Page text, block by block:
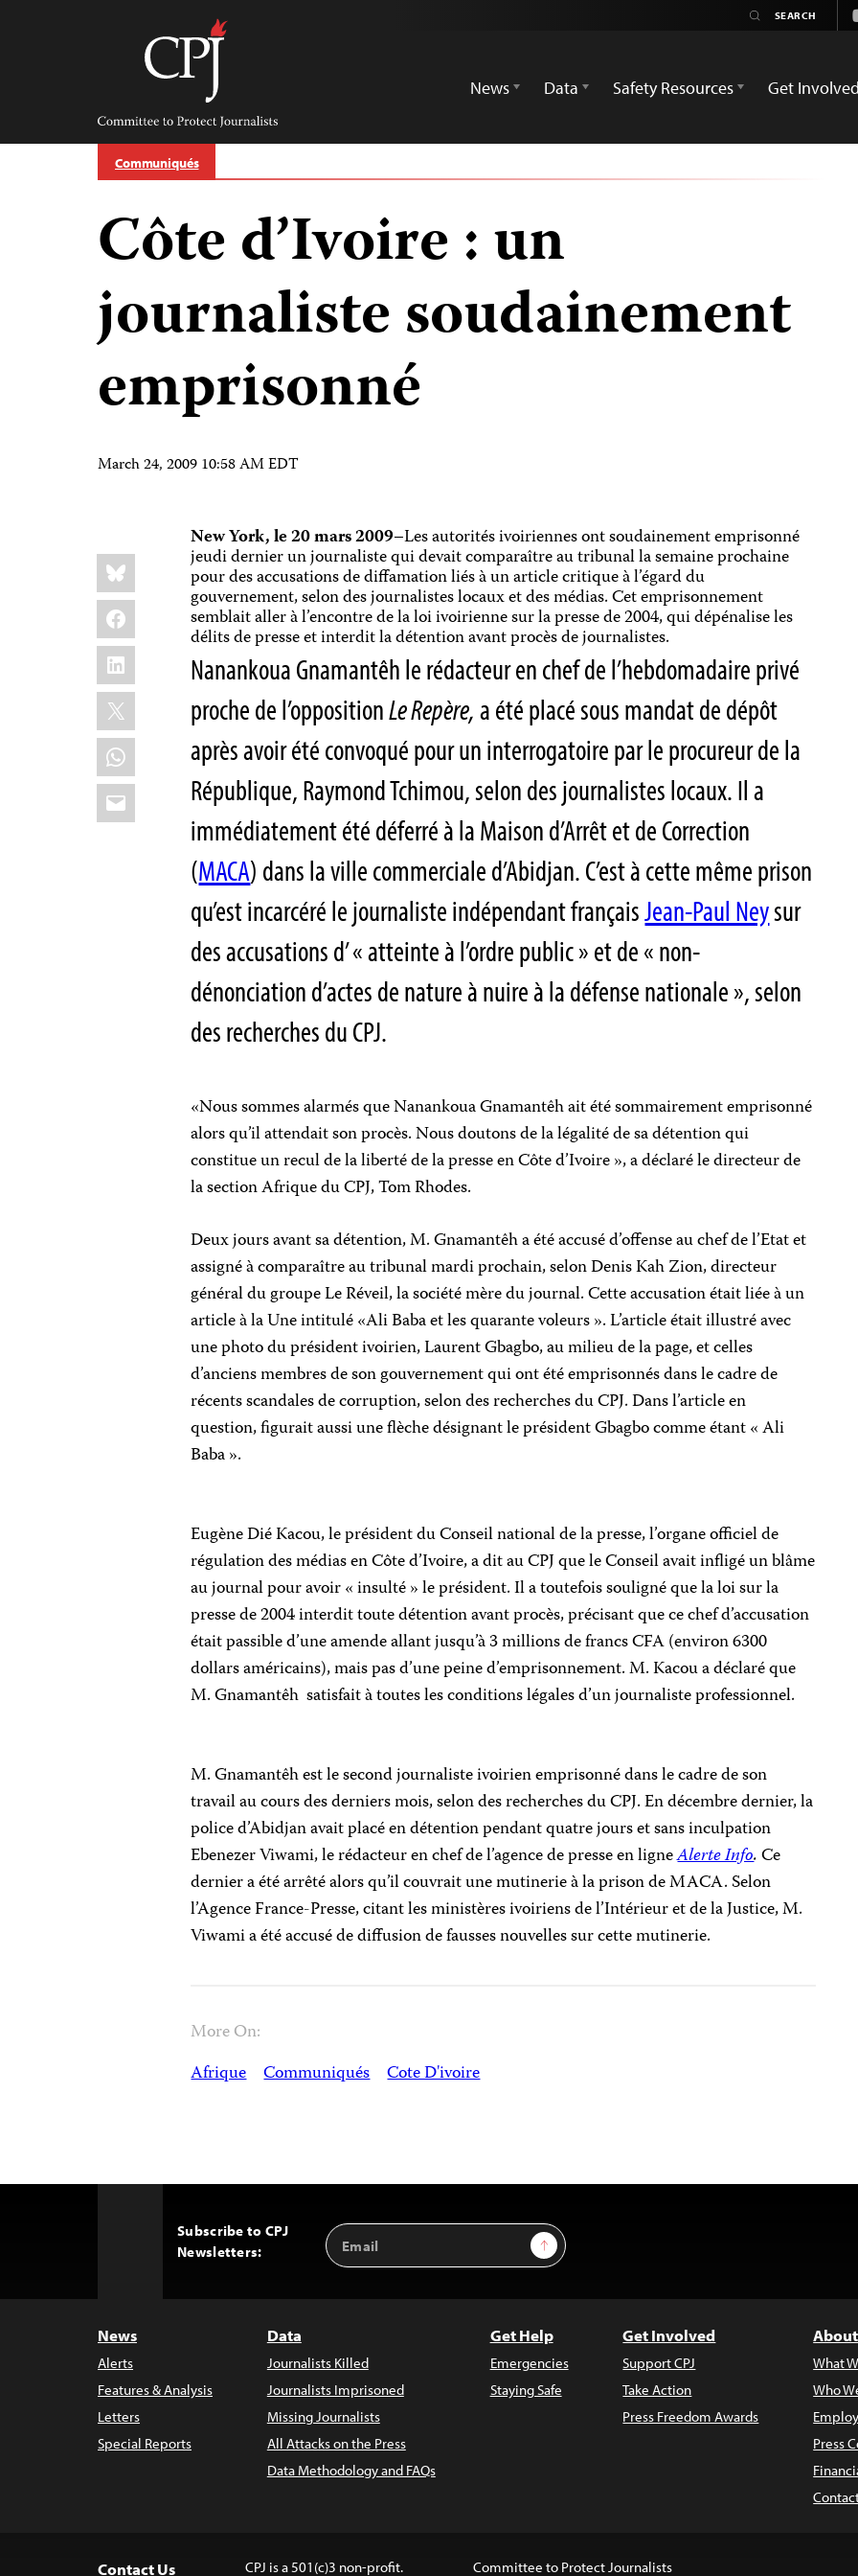
Committee
Protect
Journalists
News
Data Safety Resources Get Involved
Communiqués
Côte d’Ivoire : un
journaliste soudainement
emprisonné
March 24, 2009 10:58 AM EDT
Share
this:
Bluesky
Facebook
LinkedIn
X
WhatsApp
Email
New York, le 20 mars 2009–Les autorités ivoiriennes ont soudainement emprisonné
jeudi dernier un journaliste qui devait comparaître au tribunal la semaine prochaine
pour des accusations de diffamation liés à un article critique à l’égard du
gouvernement, selon des journalistes locaux et des médias. Cet emprisonnement
semblait aller à l’encontre de la loi ivoirienne sur la presse de 2004, qui dépénalise les
délits de presse et interdit la détention avant procès de journalistes.
Nanankoua Gnamantêh le rédacteur en chef de l’hebdomadaire privé
proche de l’oppositionLe Repère,a été placé sous mandat de dépôt
après avoir été convoqué pour un interrogatoire par le procureur de la
République, Raymond Tchimou, selon des journalistes locaux. Il a
immédiatement été déferré à la Maison d’Arrêt et de Correction
(MACA) dans la ville commerciale d’Abidjan. C’est à cette même prison
qu’est incarcéré le journaliste indépendant françaisJean-Paul Neysur
des accusations d’ « atteinte à l’ordre public » et de « non-
dénonciation d’actes de nature à nuire à la défense nationale », selon
des recherches du CPJ.
«Nous sommes alarmés que Nanankoua Gnamantêh ait été sommairement emprisonné
alors qu’il attendait son procès. Nous doutons de la légalité de sa détention qui
constitue un recul de la liberté de la presse en Côte d’Ivoire », a déclaré le directeur de
la section Afrique du CPJ, Tom Rhodes.
Deux jours avant sa détention, M. Gnamantêh a été accusé d’offense au chef de l’Etat et
assigné à comparaître au tribunal mardi prochain, selon Denis Kah Zion, directeur
général du groupe Le Réveil, la société mère du journal. Cette accusation était liée à un
article à la Une intitulé «Ali Baba et les quarante voleurs ». L’article était illustré avec
une photo du président ivoirien, Laurent Gbagbo, au milieu de la page, et celles
d’anciens membres de son gouvernement qui ont été emprisonnés dans le cadre de
récents scandales de corruption, selon des recherches du CPJ. Dans l’article en
question, figurait aussi une flèche désignant le président Gbagbo comme étant « Ali
Baba ».
Eugène Dié Kacou, le président du Conseil national de la presse, l’organe officiel de
régulation des médias en Côte d’Ivoire, a dit au CPJ que le Conseil avait infligé un blâme
au journal pour avoir « insulté » le président. Il a toutefois souligné que la loi sur la
presse de 2004 interdit toute détention avant procès, précisant que ce chef d’accusation
était passible d’une amende allant jusqu’à 3 millions de francs CFA (environ 6300
dollars américains), mais pas d’une peine d’emprisonnement. M. Kacou a déclaré que
M. Gnamantêh satisfait à toutes les conditions légales d’un journaliste professionnel.
M. Gnamantêh est le second journaliste ivoirien emprisonné dans le cadre de son
travail au cours des derniers mois, selon des recherches du CPJ. En décembre dernier, la
police d’Abidjan avait placé en détention pendant quatre jours et sans inculpation
Ebenezer Viwami, le rédacteur en chef de l’agence de presse en ligneAlerte Info.Ce
dernier a été arrêté alors qu’il couvrait une mutinerie à la prison de MACA. Selon
l’Agence France-Presse, citant les ministères ivoiriens de l’Intérieur et de la Justice, M.
Viwami a été accusé de diffusion de fausses nouvelles sur cette mutinerie.
More On:
Afrique Communiqués Cote D'ivoire
Subscribe to CPJ
Newsletters:
Email
Address
Sign Up
News
Alerts
Features & Analysis
Letters
Special Reports
Data
Journalists Killed
Journalists Imprisoned
Missing Journalists
All Attacks on the Press
Data Methodology and FAQs
Get Help
Emergencies
Staying Safe
Get Involved
Support CPJ
Take Action
Press Freedom Awards
What
Who
Press
Contact Us CPJ is a 501(c)3 non-profit. Committee to Protect Journalists